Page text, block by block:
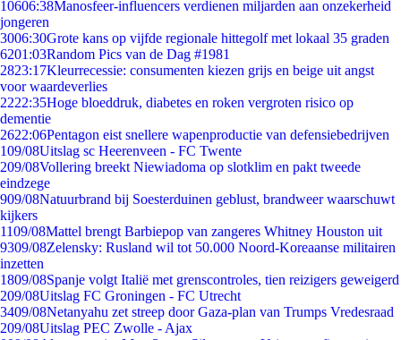
10606:38Manosfeer-influencers verdienen miljarden aan onzekerheid
jongeren
3006:30Grote kans op vijfde regionale hittegolf met lokaal 35 graden
6201:03Random Pics van de Dag #1981
2823:17Kleurrecessie: consumenten kiezen grijs en beige uit angst
voor waardeverlies
2222:35Hoge bloeddruk, diabetes en roken vergroten risico op
dementie
2622:06Pentagon eist snellere wapenproductie van defensiebedrijven
109/08Uitslag sc Heerenveen - FC Twente
209/08Vollering breekt Niewiadoma op slotklim en pakt tweede
eindzege
909/08Natuurbrand bij Soesterduinen geblust, brandweer waarschuwt
kijkers
1109/08Mattel brengt Barbiepop van zangeres Whitney Houston uit
9309/08Zelensky: Rusland wil tot 50.000 Noord-Koreaanse militairen
inzetten
1809/08Spanje volgt Italië met grenscontroles, tien reizigers geweigerd
209/08Uitslag FC Groningen - FC Utrecht
3409/08Netanyahu zet streep door Gaza-plan van Trumps Vredesraad
209/08Uitslag PEC Zwolle - Ajax